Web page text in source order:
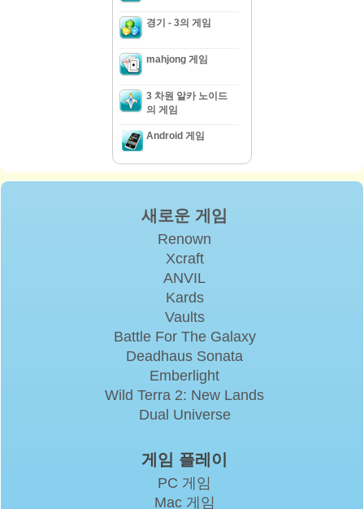
경기 - 3의 게임
mahjong 게임
3 차원 알카 노이드
의 게임
Android 게임
새로운 게임
Renown
Xcraft
ANVIL
Kards
Vaults
Battle For The Galaxy
Deadhaus Sonata
Emberlight
Wild Terra 2: New Lands
Dual Universe
게임 플레이
PC 게임
Mac 게임